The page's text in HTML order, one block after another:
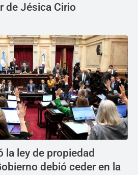
de Jésica Cirio
la ley de propiedad
debió ceder en la